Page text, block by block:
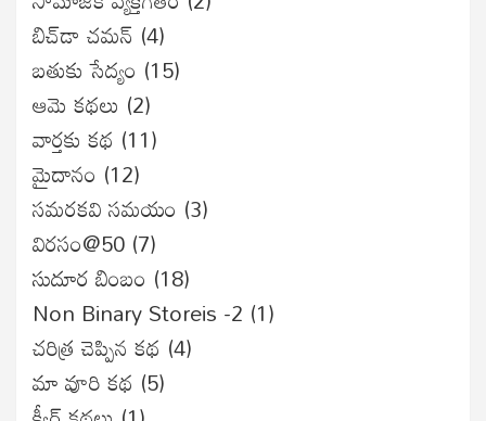
బిచ్‌డా చమన్ (4)
బతుకు సేద్యం (15)
ఆమె కథలు (2)
వార్తకు కథ (11)
మైదానం (12)
సమరకవి సమయం (3)
విరసం@50 (7)
సుదూర బింబం (18)
Non Binary Storeis -2 (1)
చరిత్ర చెప్పిన కథ (4)
మా వూరి కథ (5)